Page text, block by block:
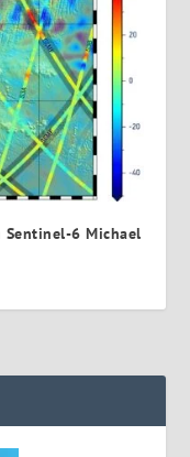
6 Michael